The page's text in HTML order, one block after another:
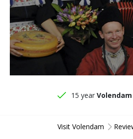
15 year Volendam
Visit Volendam